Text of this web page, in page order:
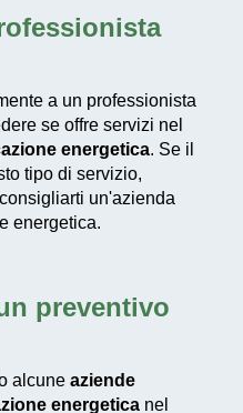
a un professionista
se offre servizi nel
energetica. Se il
tipo di servizio,
un'azienda
energetica.
preventivo
alcune aziende
energetica nel